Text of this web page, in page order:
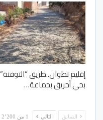
إقليم تطوان..طريق “التوفنة”
بحي أحريق بجماعة…
السابق التالي 1 من 2٬200